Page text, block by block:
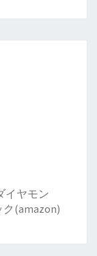
イヤモン
(amazon)